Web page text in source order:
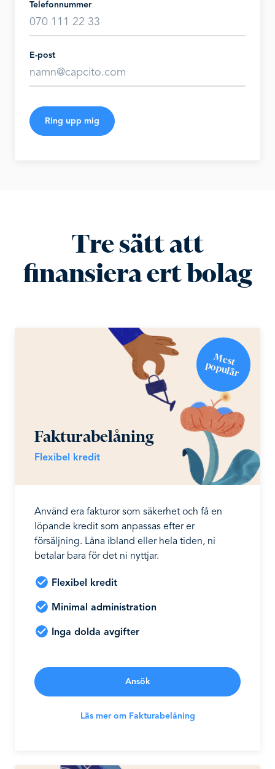
Telefonnummer
E-post
Ring upp mig
Tre sätt att
finansiera ert bolag
M
e
st
p
o
p
u
lä
r
Fakturabelåning
Flexibel kredit
Använd era fakturor som säkerhet och få en
löpande kredit som anpassas efter er
försäljning. Låna ibland eller hela tiden, ni
betalar bara för det ni nyttjar.
Flexibel kredit
Minimal administration
Inga dolda avgifter
Ansök
Läs mer om Fakturabelåning